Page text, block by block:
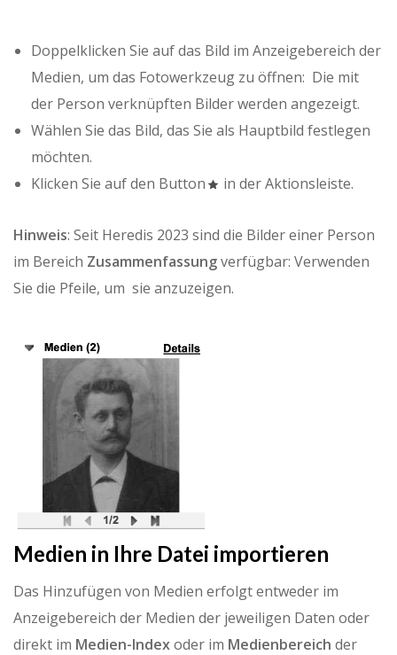
Doppelklicken Sie auf das Bild im Anzeigebereich der
Medien, um das Fotowerkzeug zu öffnen: Die mit
der Person verknüpften Bilder werden angezeigt.
Wählen Sie das Bild, das Sie als Hauptbild festlegen
möchten.
Klicken Sie auf den Button
in der Aktionsleiste.
Hinweis: Seit Heredis 2023 sind die Bilder einer Person
im Bereich Zusammenfassungverfügbar: Verwenden
Sie die Pfeile, um sie anzuzeigen.
Medien in Ihre Datei importieren
Das Hinzufügen von Medien erfolgt entweder im
Anzeigebereich der Medien der jeweiligen Daten oder
direkt im Medien-Indexoder im Medienbereich der